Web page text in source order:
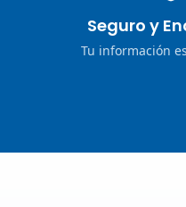
Seguro y
Tu información